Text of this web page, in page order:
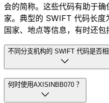
会的简称。这些代码有助于
家。典型的 SWIFT 代码长度
国家、地点等信息，有时还包
不同分支机构的 SWIFT 代码是否相
何时使用AXISINBB070 ？